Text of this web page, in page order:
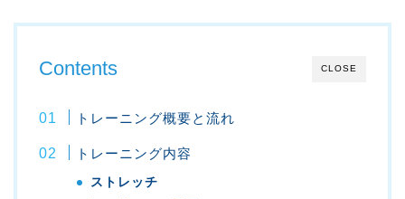
CLOSE
Contents
トレーニング概要と流れ
トレーニング内容
ストレッチ